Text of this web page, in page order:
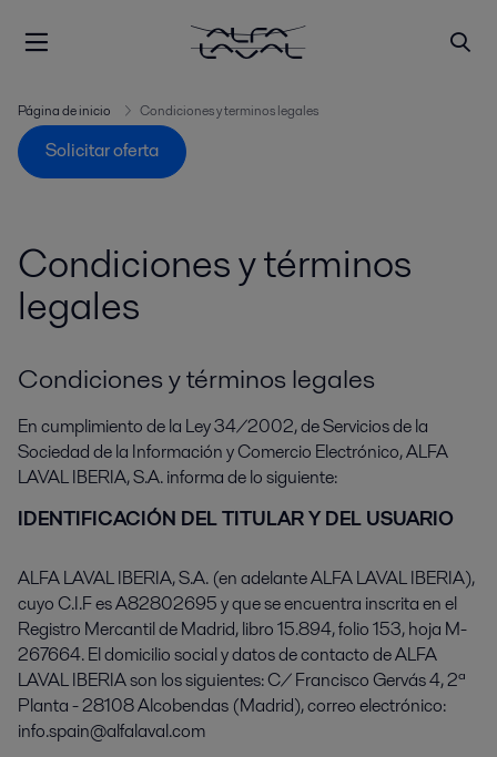
Página de inicio Condiciones y terminos legales
Solicitar oferta
Condiciones y términos
legales
Condiciones y términos legales
En cumplimiento de la Ley 34/2002, de Servicios de la
Sociedad de la Información y Comercio Electrónico, ALFA
LAVAL IBERIA, S.A. informa de lo siguiente:
IDENTIFICACIÓN DEL TITULAR Y DEL USUARIO
ALFA LAVAL IBERIA, S.A. (en adelante ALFA LAVAL IBERIA),
cuyo C.I.F es A82802695 y que se encuentra inscrita en el
Registro Mercantil de Madrid, libro 15.894, folio 153, hoja M-
267664. El domicilio social y datos de contacto de ALFA
LAVAL IBERIA son los siguientes: C/ Francisco Gervás 4, 2ª
Planta - 28108 Alcobendas (Madrid), correo electrónico:
info.spain@alfalaval.com